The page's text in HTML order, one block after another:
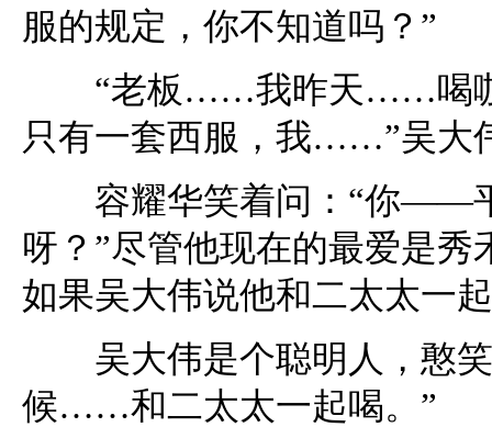
服的规定，你不知道吗？”
“老板……我昨天……喝咖
只有一套西服，我……”吴大
容耀华笑着问：“你——平
呀？”尽管他现在的最爱是
如果吴大伟说他和二太太一
吴大伟是个聪明人，憨笑
候……和二太太一起喝。”